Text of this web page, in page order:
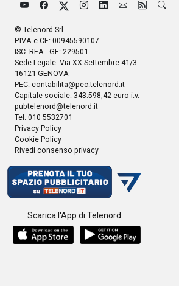
© Telenord Srl
P.IVA e CF: 00945590107
ISC. REA - GE: 229501
Sede Legale: Via XX Settembre 41/3
16121 GENOVA
PEC: contabilita@pec.telenord.it
Capitale sociale: 343.598,42 euro i.v.
pubtelenord@telenord.it
Tel. 010 5532701
Privacy Policy
Cookie Policy
Rivedi consenso privacy
Scarica l'App di Telenord